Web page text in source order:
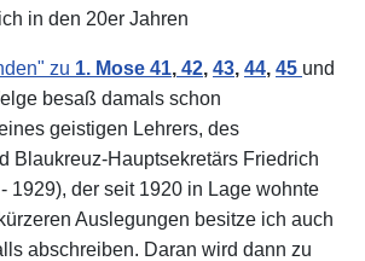
in den 20er Jahren
zu 1. Mose 41, 42, 43, 44, 45 und
besaß damals schon
geistigen Lehrers, des
Blaukreuz-Hauptsekretärs Friedrich
1929), der seit 1920 in Lage wohnte
Auslegungen besitze ich auch
abschreiben. Daran wird dann zu